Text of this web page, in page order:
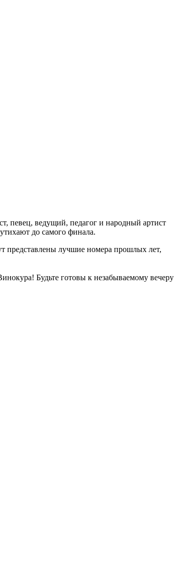
певец, ведущий, педагог и народный артист
до самого финала.
представлены лучшие номера прошлых лет,
Будьте готовы к незабываемому вечеру